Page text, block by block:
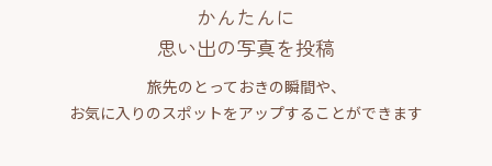
かんたんに
思い出の写真を投稿
旅先のとっておきの瞬間や、
お気に入りのスポットをアップすることができます